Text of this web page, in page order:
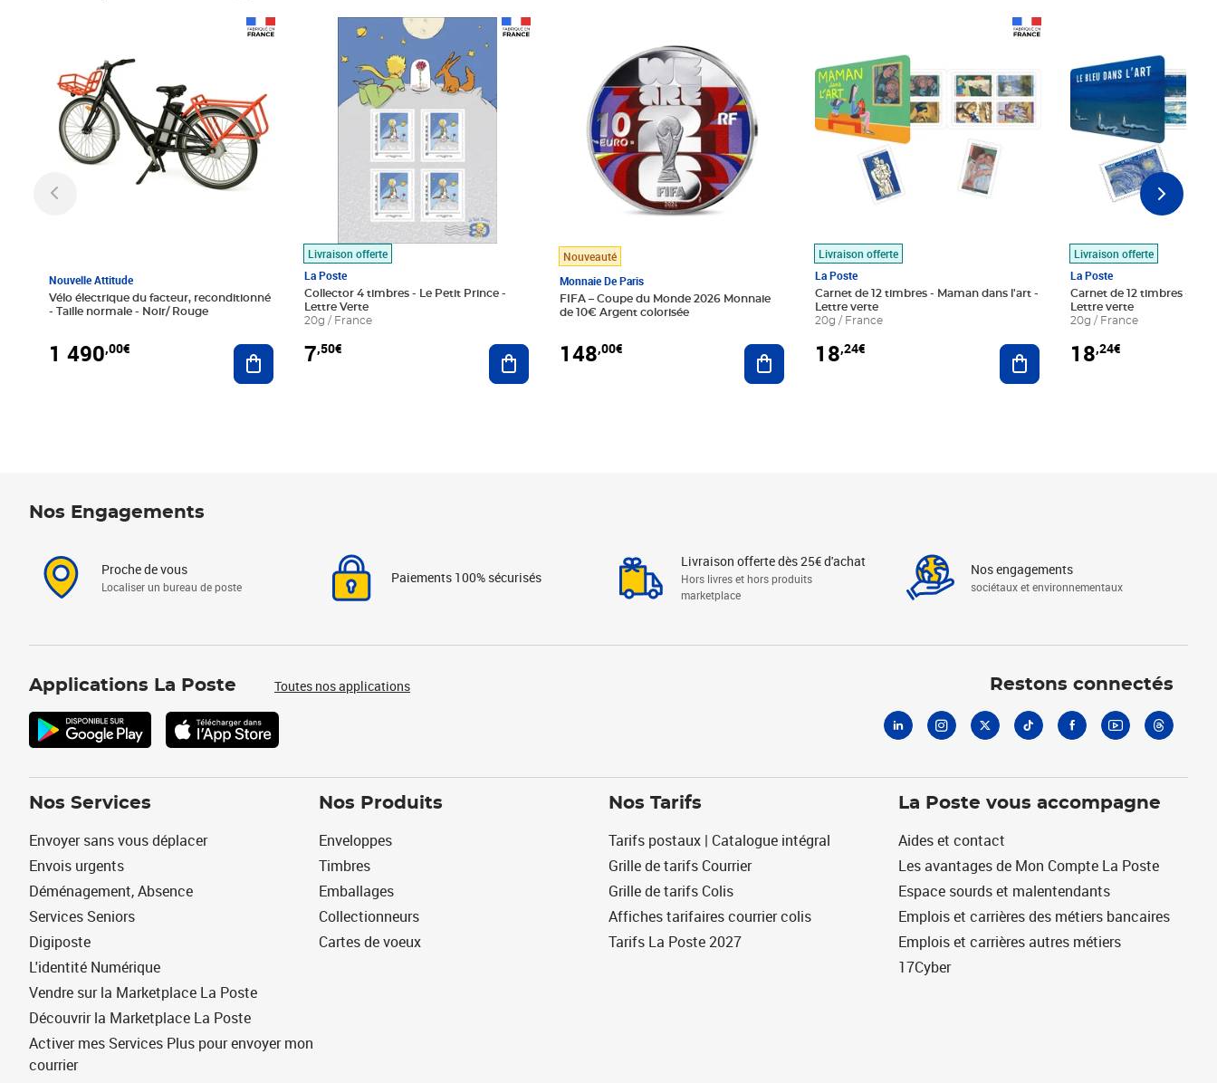
Nouvelle Attitude
Vélo électrique du facteur, reconditionné
- Taille normale - Noir/ Rouge
1 490,00€ Ajouter au panier
Livraison offerte
La Poste
Collector 4 timbres - Le Petit Prince -
Lettre Verte
20g / France
7,50€
Prix 7,50€
Ajouter au panier
Nouveauté
Monnaie De Paris
FIFA – Coupe du Monde 2026 Monnaie
de 10€ Argent colorisée
148,00€ Ajouter au panier
Livraison offerte
La Poste
Carnet de 12 timbres - Maman dans l'art -
Lettre verte
20g / France
18,24€ Ajouter au panier
Livraison offerte
La Poste
Carnet de 12 timbres - Le
Lettre verte
20g / France
18,24€
Nos Engagements
Proche de vous
Localiser un bureau de poste
Paiements 100% sécurisés
Livraison offerte dès 25€ d'achat
Hors livres et hors produits
marketplace
Nos engagements
sociétaux et environnementaux
Applications La Poste Toutes nos applications Restons connectés
Nos Services
Envoyer sans vous déplacer
Envois urgents
Déménagement, Absence
Services Seniors
Digiposte
L'identité Numérique
Vendre sur la Marketplace La Poste
Découvrir la Marketplace La Poste
Activer mes Services Plus pour envoyer mon
courrier
Nos Produits
Enveloppes
Timbres
Emballages
Collectionneurs
Cartes de voeux
Nos Tarifs
Tarifs postaux | Catalogue intégral
Grille de tarifs Courrier
Grille de tarifs Colis
Affiches tarifaires courrier colis
Tarifs La Poste 2027
La Poste vous accompagne
Aides et contact
Les avantages de Mon Compte La Poste
Espace sourds et malentendants
Emplois et carrières des métiers bancaires
Emplois et carrières autres métiers
17Cyber